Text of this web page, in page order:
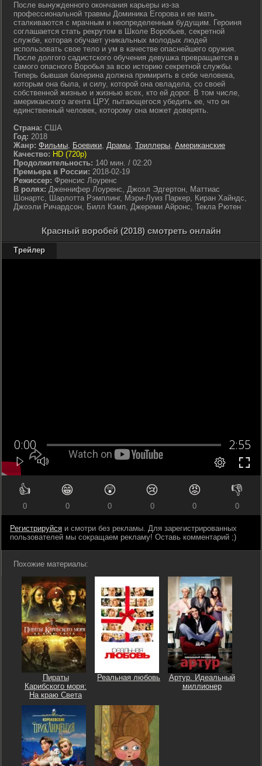
После вынужденного окончания карьеры из-за
профессиональной травмы Доминика Егорова и ее мать
сталкиваются с мрачным и неопределенным будущим. Героиня
соглашается стать рекрутом в Школе Воробьев, секретной
службе, которая обучает уникальных молодых людей
использовать свое тело и ум в качестве опаснейшего оружия.
После долгого садистского обучения девушка превращается в
самого опасного Воробья за всю историю секретной службы.
Теперь бывшая балерина должна примирить в себе человека,
которым она была, и силу, которой она овладела, со своей
собственной жизнью и жизнью всех, кто ей дорог. В том числе,
американского агента ЦРУ, пытающегося убедить ее, что он
единственный человек, которому она может доверять.
Страна: США
Год: 2018
Жанр: Фильмы, Боевики, Драмы, Триллеры, Американские
Качество: HD (720p)
Продолжительность: 140 мин. / 02:20
Премьера в России: 2018-02-19
Режиссер: Френсис Лоуренс
В ролях: Дженнифер Лоуренс, Джоэл Эдгертон, Маттиас
Шонартс, Шарлотта Рэмплинг, Мэри-Луиз Паркер, Киран Хайндс,
Джоэли Ричардсон, Билл Кэмп, Джереми Айронс, Текла Рютен
Красный воробей (2018) смотреть онлайн
Трейлер
👍
0
😁
0
😲
0
😢
0
😡
0
👎
0
Регистрируйся и смотри без рекламы. Для зарегистрированных
пользователей мы сокращаем рекламу! Оставь комментарий ;)
Похожие материалы:
Пираты
Карибского моря:
На краю Света
Реальная любовь
Артур. Идеальный
миллионер